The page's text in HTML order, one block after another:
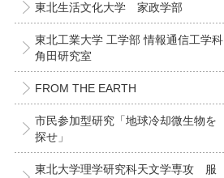
東北生活文化大学 家政学部
東北工業大学 工学部 情報通信工学科
角田研究室
FROM THE EARTH
市民参加型研究「地球冷却微生物を
探せ」
東北大学理学研究科天文学専攻 服